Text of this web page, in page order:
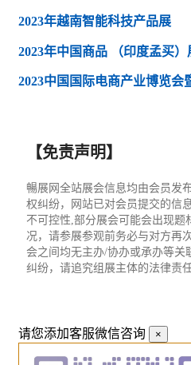
2023年越南智能科技产品展
2023年中国商品 （印度孟买）
2023中国国际电商产业博览会
【免责声明】
暢展网全站展会信息均由会员发
权纠纷，网站已对会员提交的信
不可控性,部分展会可能会出现题
况，请参展参观前务必与对方再
会之间均无主办/协办或承办等关
纠纷，请追究组展主体的法律责任
请您添加客服微信咨询 ×